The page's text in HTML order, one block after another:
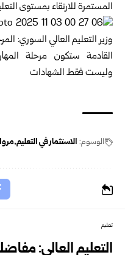
المستمرة للارتقاء بمستوى
الوسوم: الاستثمار في التعليم
تعليم
التعليم العالي: